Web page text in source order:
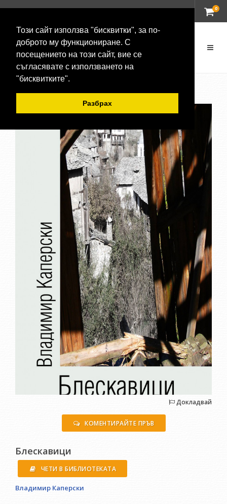
Този сайт използва "бисквитки", за по-
доброто му функциониране. С
посещението на този сайт, вие се
съгласявате с използването на
"бисквитките".
Разбрах
0
-20 %
Докладвай
КОМЕНТИРАЙТЕ ПРЪВ
Блескавици
ЧЕТИ В БИБЛИОТЕКАТА
Владимир Каперски